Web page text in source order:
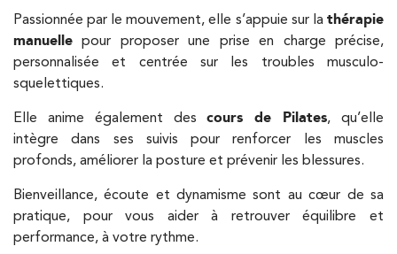
Passionnée par le mouvement, elle s’appuie sur la thérapie
manuelle pour proposer une prise en charge précise,
personnalisée et centrée sur les troubles musculo-
squelettiques.
Elle anime également descours de Pilates, qu’elle
intègre dans ses suivis pour renforcer les muscles
profonds, améliorer la posture et prévenir les blessures.
Bienveillance, écoute et dynamisme sont au cœur de sa
pratique, pour vous aider à retrouver équilibre et
performance, à votre rythme.
IK Paris 6 – Cassette
1 Rue Cassette 75006 Paris
1 Rue Cassette 75006 Paris
01 42 84 06 95
PRENDRE RDV
PRENDRE RDV
Kinésithérapie